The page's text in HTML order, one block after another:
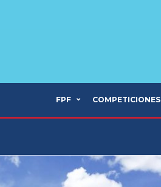
FPF COMPETICIONES